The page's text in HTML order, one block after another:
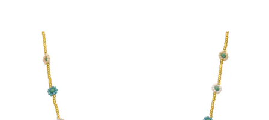
Lifestyle & Gifts
Cadeaubon